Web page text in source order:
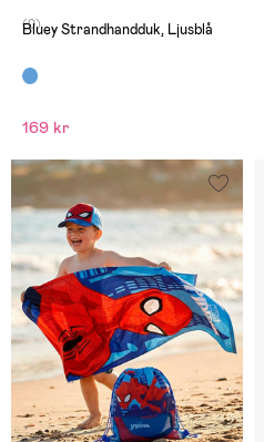
(0)
Bluey Strandhandduk, Ljusblå
169 kr